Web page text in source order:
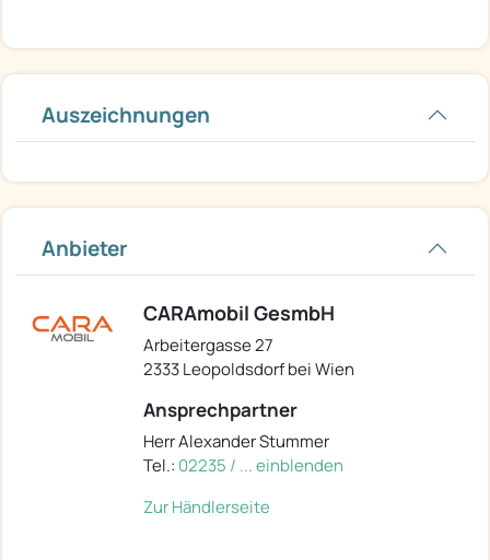
Auszeichnungen
Anbieter
CARAmobil GesmbH
Arbeitergasse 27
2333 Leopoldsdorf bei Wien
Ansprechpartner
Herr Alexander Stummer
Tel.: 02235 / ... einblenden
Zur Händlerseite